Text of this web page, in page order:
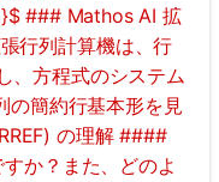
### Mathos AI 拡
行列計算機は、行
、方程式のシステム
の簡約行基本形を見
の理解 ####
か？また、どのよ